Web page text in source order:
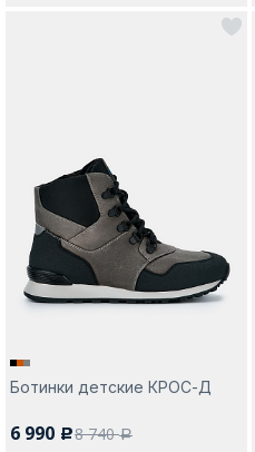
Ботинки детские КРОС-Д
6 990 c8 740a